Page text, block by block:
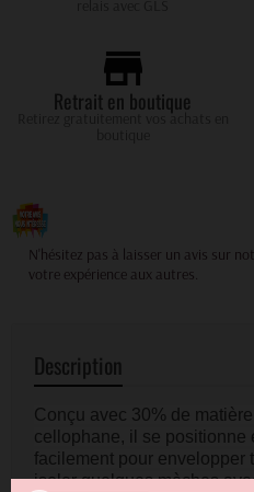
Retrait en boutique
Retirez gratuitement vos achats en
N'hésitez pas à laisser un avis sur
votre expérience aux autres.
Description
Conçu avec 30% de
cellophane, il se positionne
facilement pour envelopper
isoler quelques mèches